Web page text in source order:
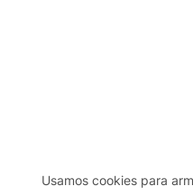
Usamos cookies para